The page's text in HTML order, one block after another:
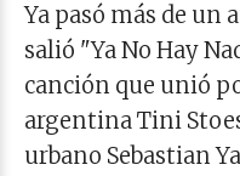
Ya pasó más de un
salió "Ya No Hay
canción que unió
argentina Tini
urbano Sebastian